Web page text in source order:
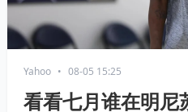
Yahoo • 08-05 15:25
看看七月谁在明尼